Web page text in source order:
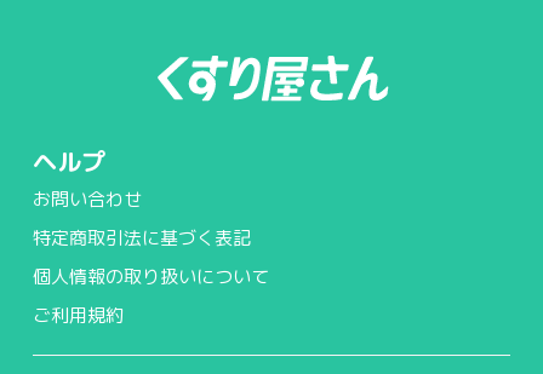
ヘルプ
お問い合わせ
特定商取引法に基づく表記
個人情報の取り扱いについて
ご利用規約